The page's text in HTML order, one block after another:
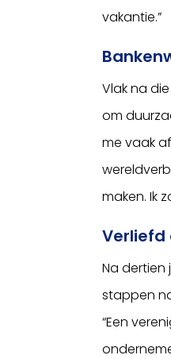
vakantie.”
Vlak na
om
me vaak
maken. Ik
Verliefd
Na
stappen
“Een